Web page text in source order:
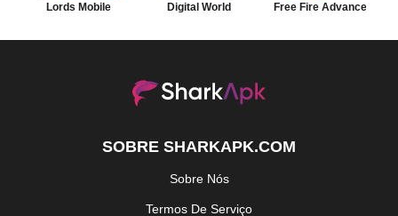
Lords Mobile Digital World Free Fire Advance
SOBRE SHARKAPK.COM
Sobre Nós
Termos De Serviço